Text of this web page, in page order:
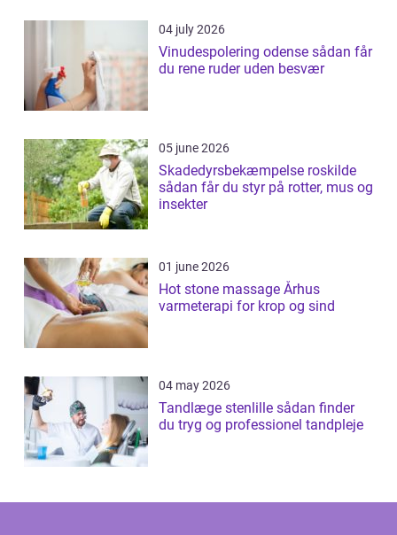
04 july 2026
Vinudespolering odense sådan får
du rene ruder uden besvær
05 june 2026
Skadedyrsbekæmpelse roskilde
sådan får du styr på rotter, mus og
insekter
01 june 2026
Hot stone massage Århus
varmeterapi for krop og sind
04 may 2026
Tandlæge stenlille sådan finder
du tryg og professionel tandpleje